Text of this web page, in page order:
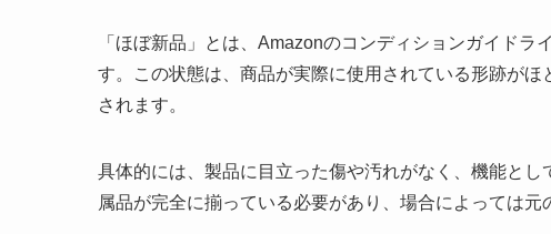
「ほぼ新品」とは、Amazonのコンディションガイド
す。この状態は、商品が実際に使用されている形跡が
されます。
具体的には、製品に目立った傷や汚れがなく、機能と
属品が完全に揃っている必要があり、場合によっては元